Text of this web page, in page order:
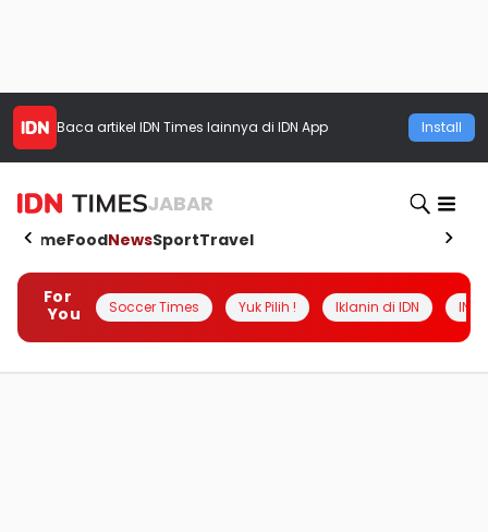
Baca artikel IDN Times lainnya di IDN App Install
JABAR
HomeFoodNewsSportTravel
For
You
Soccer Times Yuk Pilih ! Iklanin di IDN